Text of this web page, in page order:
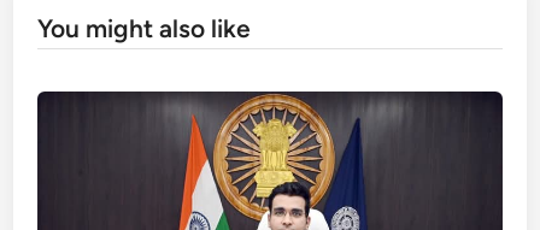
You might also like